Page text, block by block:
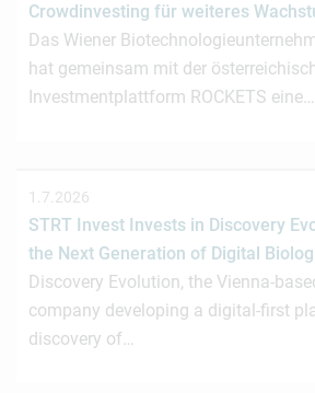
Crowdinvesting für weiteres
Das Wiener
hat gemeinsam mit der
Investmentplattform ROCKETS eine…
1.7.2026
STRT Invest Invests in Discovery
the Next Generation of Digital
Discovery Evolution, the Vienna-
company developing a digital-first
discovery of…